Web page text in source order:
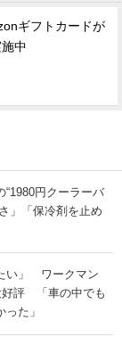
ギフトカードが
中
円クーラーバ
」「保冷剤を止め
い」 ワークマン
好評 「車の中でも
た」